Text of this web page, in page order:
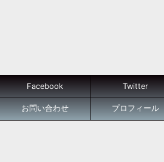
Facebook Twitter
お問い合わせ プロフィール